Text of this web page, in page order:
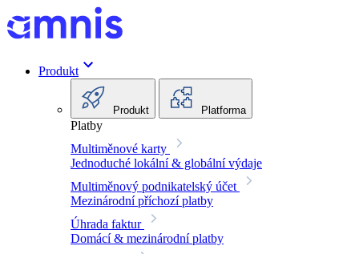
Produkt
Produkt Platforma
Platby
Multiměnové karty
Jednoduché lokální & globální výdaje
Multiměnový podnikatelský účet
Mezinárodní příchozí platby
Úhrada faktur
Domácí & mezinárodní platby